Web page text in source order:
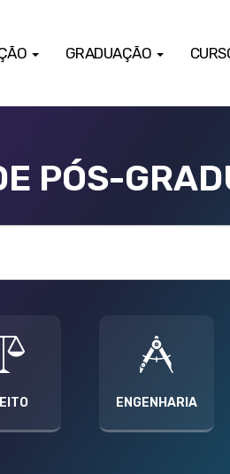
GRADUAÇÃO
PÓS-
ENGENHARIA